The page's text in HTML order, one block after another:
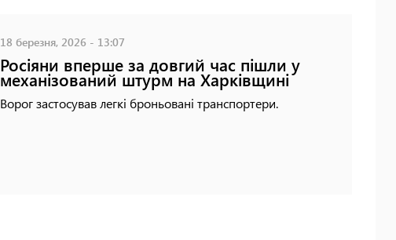
18 березня, 2026 - 13:07
Росіяни вперше за довгий час пішли у
механізований штурм на Харківщині
Ворог застосував легкі броньовані транспортери.